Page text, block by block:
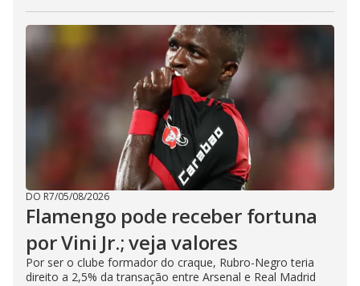
DO R7/05/08/2026
Flamengo pode receber fortuna
por Vini Jr.; veja valores
Por ser o clube formador do craque, Rubro-Negro teria
direito a 2,5% da transação entre Arsenal e Real Madrid